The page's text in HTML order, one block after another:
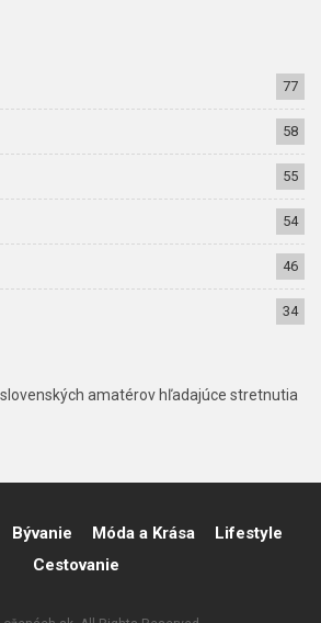
77
58
55
54
46
34
amatérov hľadajúce stretnutia
Bývanie Móda a Krása
Lifestyle
Cestovanie